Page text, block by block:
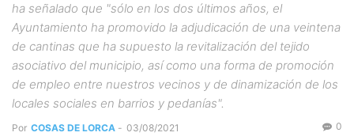
ha señalado que "sólo en los dos últimos años, el
Ayuntamiento ha promovido la adjudicación de una veintena
de cantinas que ha supuesto la revitalización del tejido
asociativo del municipio, así como una forma de promoción
de empleo entre nuestros vecinos y de dinamización de los
locales sociales en barrios y pedanías".
Por COSAS DE LORCA - 03/08/2021 0